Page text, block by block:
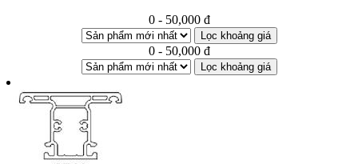
0 - 50,000 đ
Lọc khoảng giá
0 - 50,000 đ
Lọc khoảng giá